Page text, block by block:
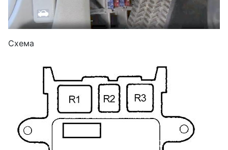
Схема